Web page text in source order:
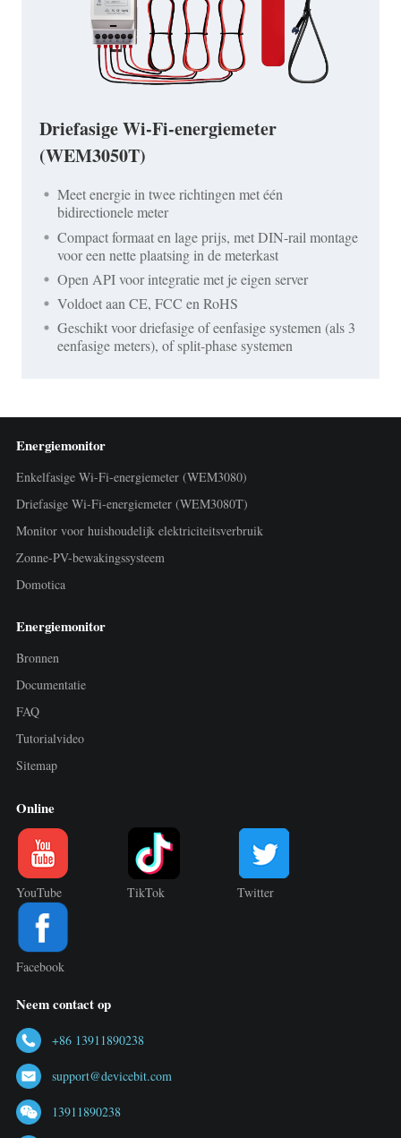
Driefasige Wi-Fi-energiemeter
(WEM3050T)
Meet energie in twee richtingen met één
bidirectionele meter
Compact formaat en lage prijs, met DIN-rail montage
voor een nette plaatsing in de meterkast
Open API voor integratie met je eigen server
Voldoet aan CE, FCC en RoHS
Geschikt voor driefasige of eenfasige systemen (als 3
eenfasige meters), of split-phase systemen
Energiemonitor
Enkelfasige Wi-Fi-energiemeter (WEM3080)
Driefasige Wi-Fi-energiemeter (WEM3080T)
Monitor voor huishoudelijk elektriciteitsverbruik
Zonne-PV-bewakingssysteem
Domotica
Energiemonitor
Bronnen
Documentatie
FAQ
Tutorialvideo
Sitemap
Online
YouTube TikTok Twitter
Facebook
Neem contact op
+86 13911890238
support@devicebit.com
13911890238